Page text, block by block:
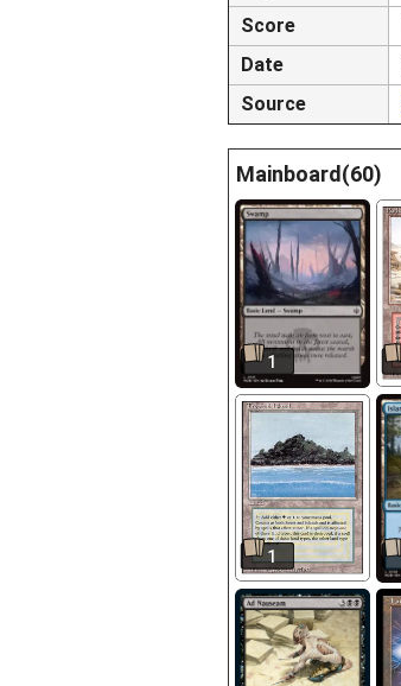
Score
Date
Source
Mainboard(60)
1
1